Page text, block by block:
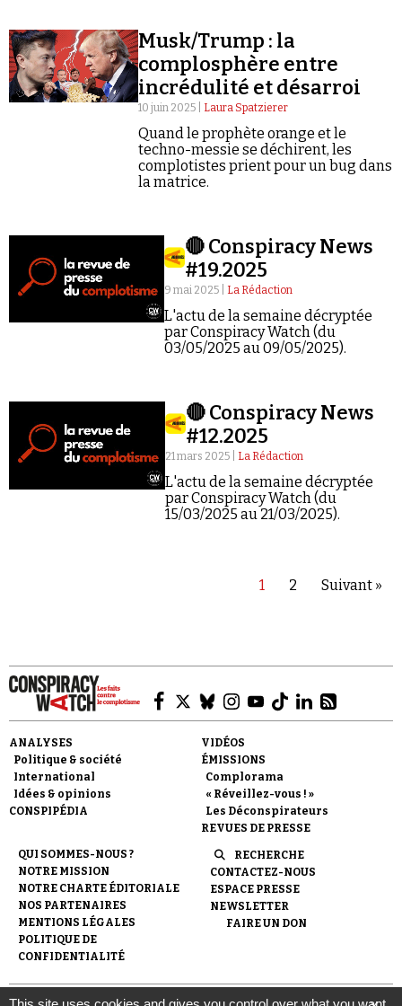
Musk/Trump : la
complosphère entre
incrédulité et désarroi
10 juin 2025 | Laura Spatzierer
Quand le prophète orange et le
techno-messie se déchirent, les
complotistes prient pour un bug dans
la matrice.
🔴 Conspiracy News
#19.2025
9 mai 2025 | La Rédaction
L'actu de la semaine décryptée
par Conspiracy Watch (du
03/05/2025 au 09/05/2025).
🔴 Conspiracy News
#12.2025
21 mars 2025 | La Rédaction
L'actu de la semaine décryptée
par Conspiracy Watch (du
15/03/2025 au 21/03/2025).
1 2 Suivant »
ANALYSES
Politique & société
International
Idées & opinions
CONSPIPÉDIA
VIDÉOS
ÉMISSIONS
Complorama
« Réveillez-vous ! »
Les Déconspirateurs
REVUES DE PRESSE
QUI SOMMES-NOUS ?
NOTRE MISSION
NOTRE CHARTE ÉDITORIALE
NOS PARTENAIRES
MENTIONS LÉGALES
POLITIQUE DE
CONFIDENTIALITÉ
RECHERCHE
CONTACTEZ-NOUS
ESPACE PRESSE
NEWSLETTER
FAIRE UN DON